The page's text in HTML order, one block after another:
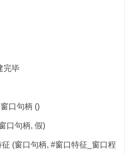
完毕
口句柄 ()
口句柄,假)
征 (窗口句柄, #窗口特征
窗口程